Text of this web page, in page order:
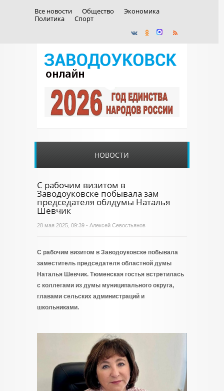
Все новости Общество
Экономика
Политика
Спорт
НОВОСТИ
С рабочим визитом в
Заводоуковске побывала зам
председателя облдумы Наталья
Шевчик
28 мая 2025, 09:39 - Алексей Севостьянов
С рабочим визитом в Заводоуковске побывала
заместитель председателя областной думы
Наталья Шевчик. Тюменская гостья встретилась
с коллегами из думы муниципального округа,
главами сельских администраций и
школьниками.